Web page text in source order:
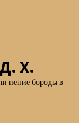
Х.
пение бороды в